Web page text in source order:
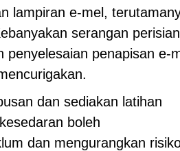
lampiran e-mel,
serangan perisian
penapisan e-
dan sediakan latihan
boleh
dan mengurangkan